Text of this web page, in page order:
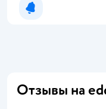
Уведомить о появлении
Отзывы на